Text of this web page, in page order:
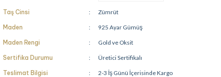
Taş Cinsi Zümrüt
Maden 925 Ayar Gümüş
Maden Rengi Gold ve Oksit
Sertifika Durumu Üretici Sertifikalı
Teslimat Bilgisi 2-3 İş Günü İçerisinde Kargo